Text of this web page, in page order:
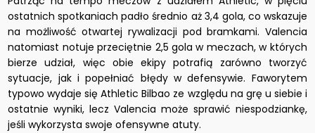
ostatnich spotkaniach padło średnio aż 3,4 gola, co wskazuje
na możliwość otwartej rywalizacji pod bramkami. Valencia
natomiast notuje przeciętnie 2,5 gola w meczach, w których
bierze udział, więc obie ekipy potrafią zarówno tworzyć
sytuacje, jak i popełniać błędy w defensywie. Faworytem
typowo wydaje się Athletic Bilbao ze względu na grę u siebie i
ostatnie wyniki, lecz Valencia może sprawić niespodziankę,
jeśli wykorzysta swoje ofensywne atuty.